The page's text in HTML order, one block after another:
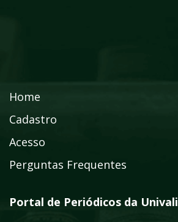
Home
Cadastro
Acesso
Perguntas Frequentes
Portal de Periódicos da Univali